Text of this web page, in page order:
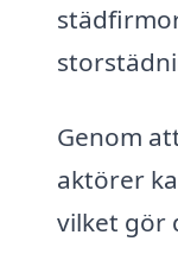
Genom
aktörer
vilket gör